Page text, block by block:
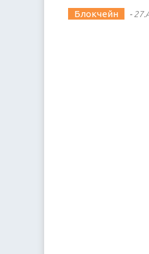
Блокчейн -